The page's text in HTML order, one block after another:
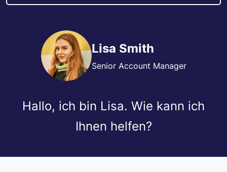
Lisa Smith
Senior Account Manager
Hallo, ich bin Lisa. Wie kann ich
Ihnen helfen?